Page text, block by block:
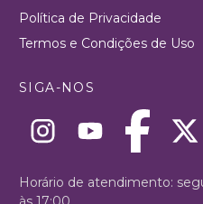
Política de Privacidade
Termos e Condições de Uso
SIGA-NOS
Horário de atendimento: